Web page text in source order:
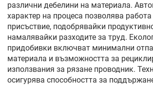
различни дебелини на материала.
характер на процеса позволява работа
присъствие, подобрявайки
намалявайки разходите за труд.
придобивки включват минимални
материала и възможността за
използвания за рязане проводник.
осигурява способността за